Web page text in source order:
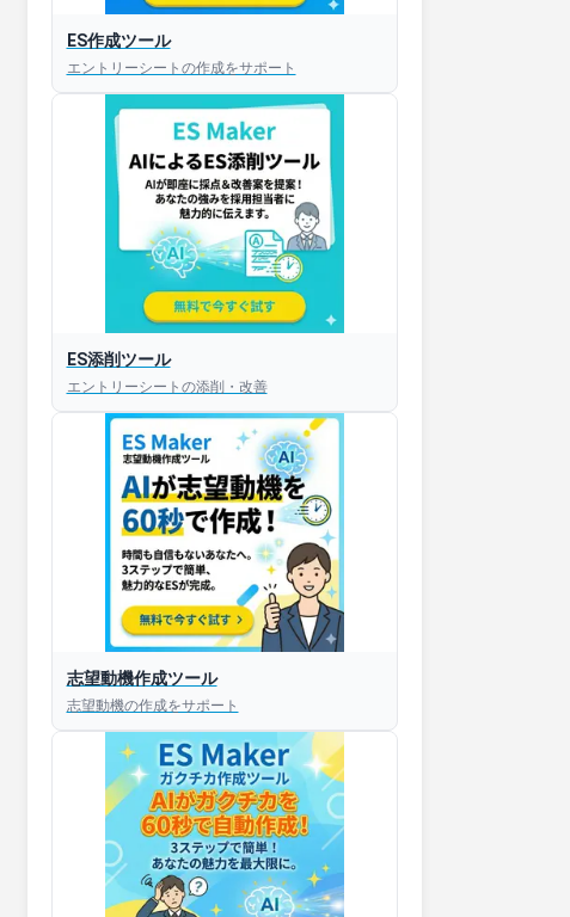
今すぐESを
添削してほしい！
ES作成ツール
エントリーシートの作成をサポート
ES添削ツール
エントリーシートの添削・改善
志望動機作成ツール
志望動機の作成をサポート